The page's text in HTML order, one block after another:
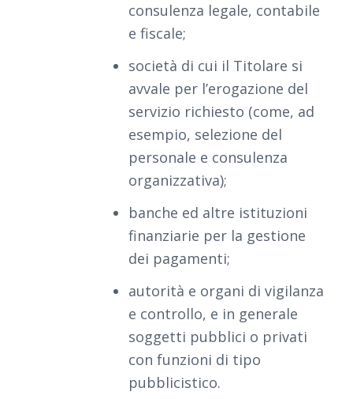
consulenza legale, contabile
e fiscale;
società di cui il Titolare si
avvale per l’erogazione del
servizio richiesto (come, ad
esempio, selezione del
personale e consulenza
organizzativa);
banche ed altre istituzioni
finanziarie per la gestione
dei pagamenti;
autorità e organi di vigilanza
e controllo, e in generale
soggetti pubblici o privati
con funzioni di tipo
pubblicistico.